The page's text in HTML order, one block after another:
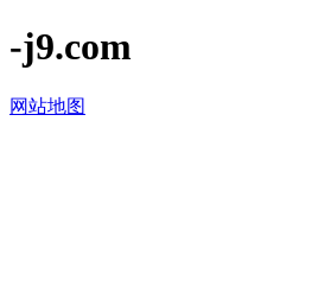
-j9.com
网站地图